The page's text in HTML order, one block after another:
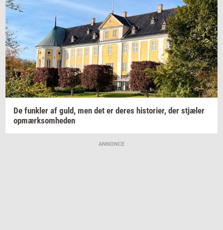
De funk­ler af guld, men det er deres hi­sto­ri­er, der stjæ­ler
op­mærk­som­he­den
ANNONCE